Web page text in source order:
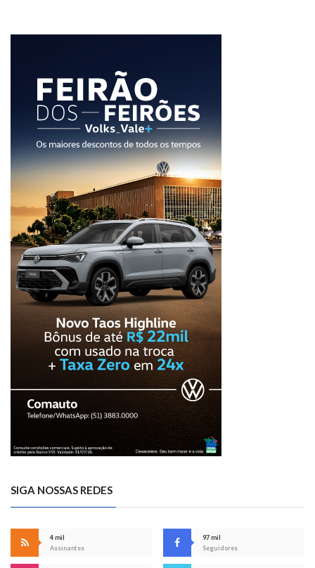
SIGA NOSSAS REDES
4 mil
Assinantes
97 mil
Seguidores